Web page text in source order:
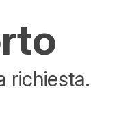
richiesta.